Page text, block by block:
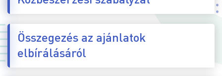
Összegezés az ajánlatok
elbírálásáról